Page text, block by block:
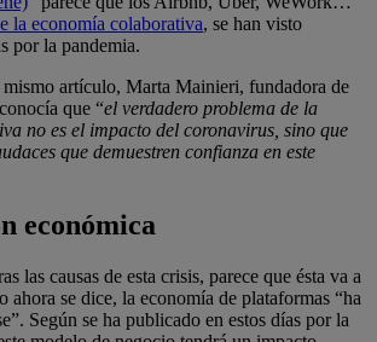
la economía colaborativa, se han visto
por la pandemia.
mismo artículo, Marta Mainieri, fundadora de
que “el verdadero problema de la
no es el impacto del coronavirus, sino que
que demuestren confianza en este
económica
las causas de esta crisis, parece que ésta va a
ahora se dice, la economía de plataformas “ha
Según se ha publicado en estos días por la